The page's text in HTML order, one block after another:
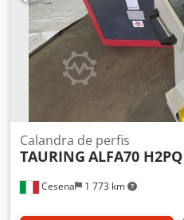
Cesena 1 773 km
Calandra de perfis
TAURING ALFA70 H2PQ